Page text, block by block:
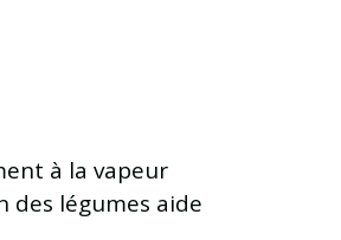
à la vapeur
des légumes aide